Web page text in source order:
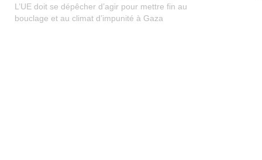
L’UE doit se dépêcher d’agir pour mettre fin au
bouclage et au climat d’impunité à Gaza